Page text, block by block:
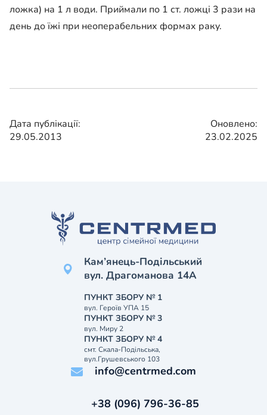
ложка) на 1 л води. Приймали по 1 ст. ложці 3 рази на
день до їжі при неоперабельних формах раку.
Дата публікації:
29.05.2013
Оновлено:
23.02.2025
Кам’янець-Подільський
вул. Драгоманова 14А
ПУНКТ ЗБОРУ № 1
вул. Героїв УПА 15
ПУНКТ ЗБОРУ № 3
вул. Миру 2
ПУНКТ ЗБОРУ № 4
смт. Скала-Подільська,
вул.Грушевського 103
info@centrmed.com
+38 (096) 796-36-85